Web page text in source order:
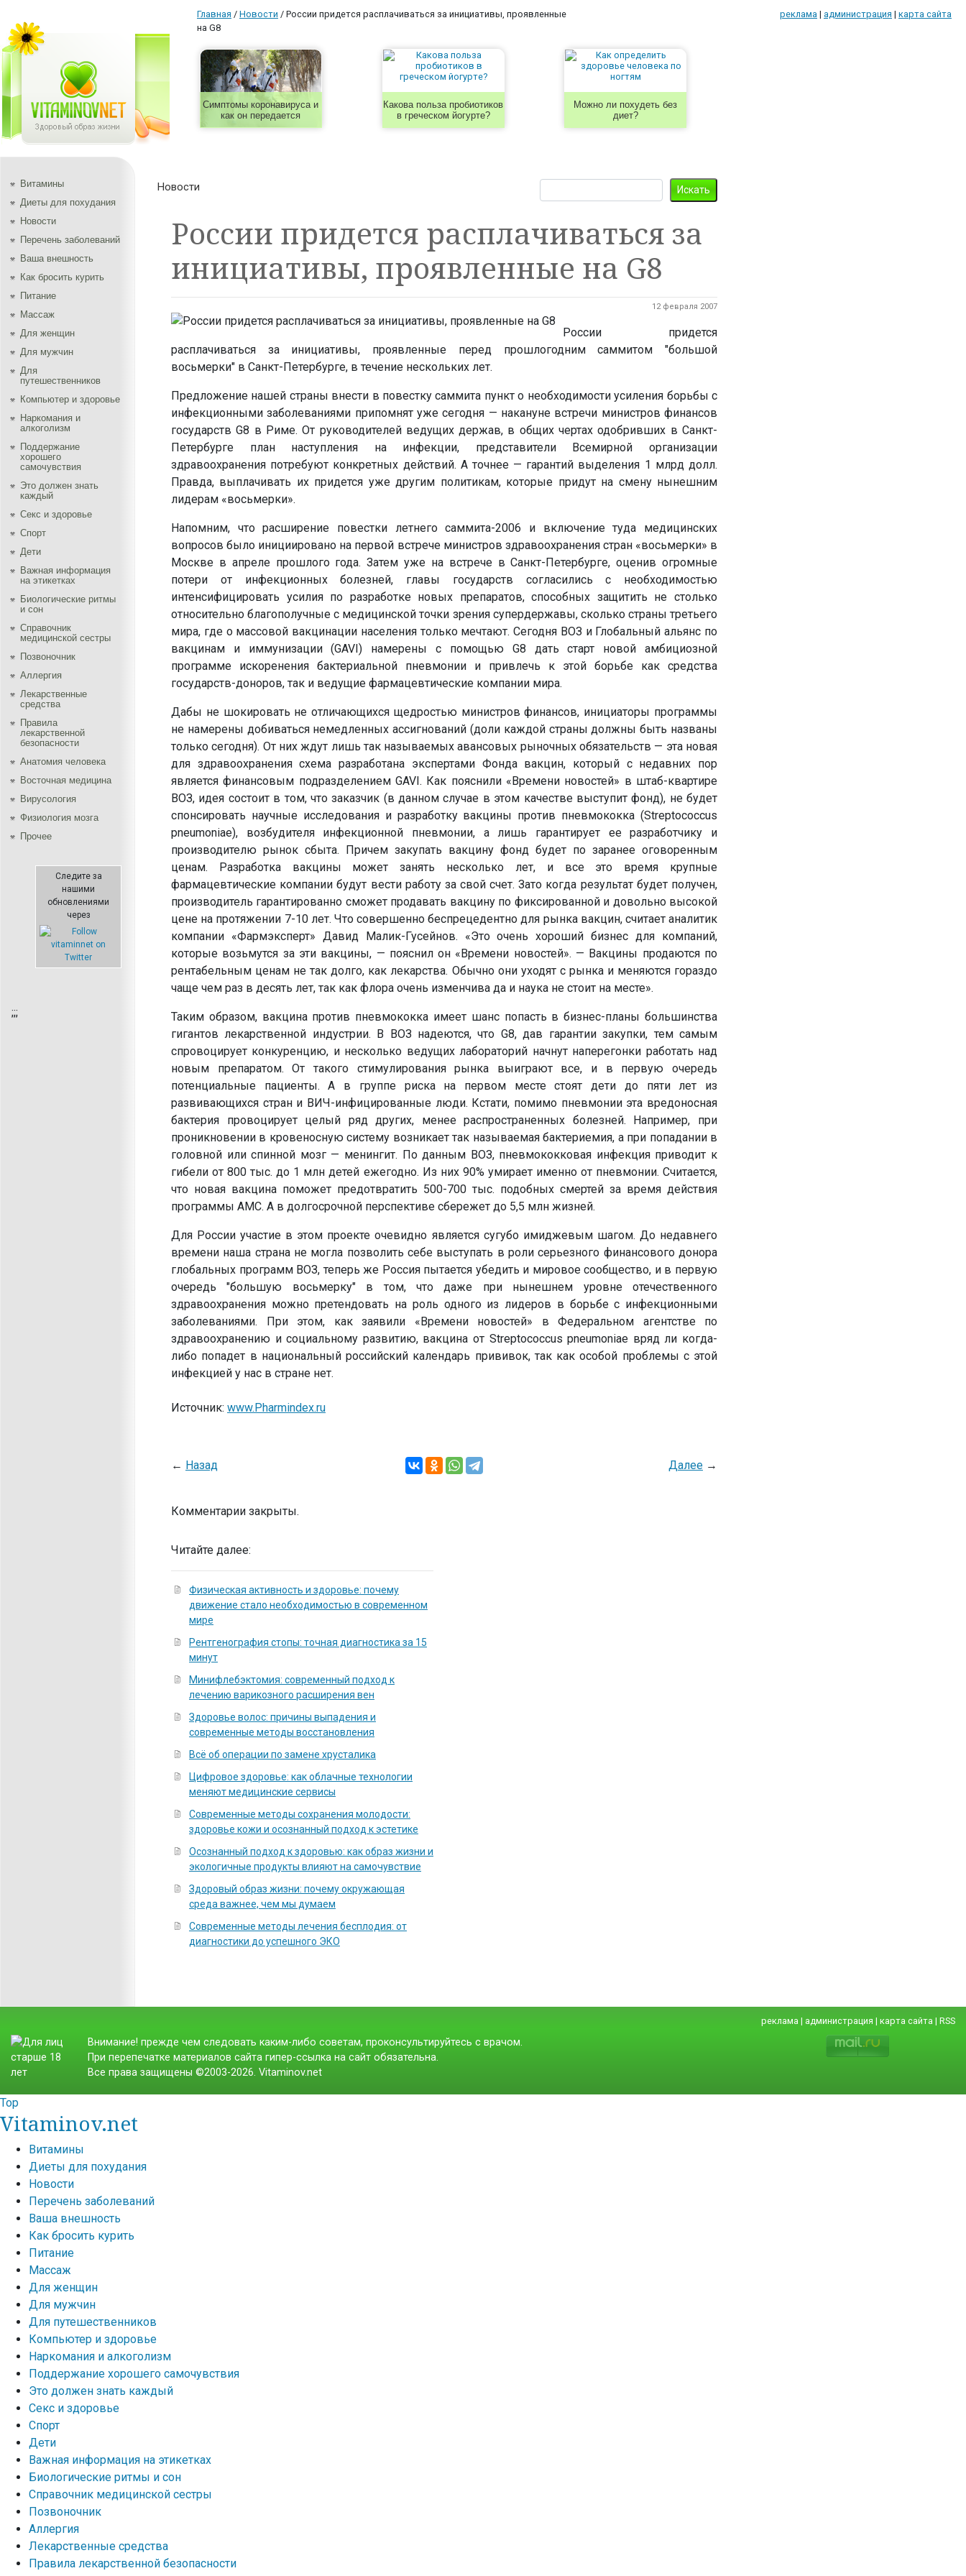
Главная / Новости / России придется расплачиваться за инициативы, проявленные
на G8
реклама | администрация | карта сайта
Симптомы коронавируса и
как он передается
Какова польза пробиотиков
в греческом йогурте?
Можно ли похудеть без
диет?
Витамины
Диеты для похудания
Новости
Перечень заболеваний
Ваша внешность
Как бросить курить
Питание
Массаж
Для женщин
Для мужчин
Для
путешественников
Компьютер и здоровье
Наркомания и
алкоголизм
Поддержание
хорошего
самочувствия
Это должен знать
каждый
Секс и здоровье
Спорт
Дети
Важная информация
на этикетках
Биологические ритмы
и сон
Справочник
медицинской сестры
Позвоночник
Аллергия
Лекарственные
средства
Правила
лекарственной
безопасности
Aнатомия человека
Восточная медицина
Вирусология
Физиология мозга
Прочее
Следите за
нашими
обновлениями
через
;;;
Новости
России придется расплачиваться за
инициативы, проявленные на G8
12 февраля 2007
России придется
расплачиваться за инициативы, проявленные перед прошлогодним саммитом "большой
восьмерки" в Санкт-Петербурге, в течение нескольких лет.
Предложение нашей страны внести в повестку саммита пункт о необходимости усиления борьбы с
инфекционными заболеваниями припомнят уже сегодня — накануне встречи министров финансов
государств G8 в Риме. От руководителей ведущих держав, в общих чертах одобривших в Санкт-
Петербурге план наступления на инфекции, представители Всемирной организации
здравоохранения потребуют конкретных действий. А точнее — гарантий выделения 1 млрд долл.
Правда, выплачивать их придется уже другим политикам, которые придут на смену нынешним
лидерам «восьмерки».
Напомним, что расширение повестки летнего саммита-2006 и включение туда медицинских
вопросов было инициировано на первой встрече министров здравоохранения стран «восьмерки» в
Москве в апреле прошлого года. Затем уже на встрече в Санкт-Петербурге, оценив огромные
потери от инфекционных болезней, главы государств согласились с необходимостью
интенсифицировать усилия по разработке новых препаратов, способных защитить не столько
относительно благополучные с медицинской точки зрения супердержавы, сколько страны третьего
мира, где о массовой вакцинации населения только мечтают. Сегодня ВОЗ и Глобальный альянс по
вакцинам и иммунизации (GAVI) намерены с помощью G8 дать старт новой амбициозной
программе искоренения бактериальной пневмонии и привлечь к этой борьбе как средства
государств-доноров, так и ведущие фармацевтические компании мира.
Дабы не шокировать не отличающихся щедростью министров финансов, инициаторы программы
не намерены добиваться немедленных ассигнований (доли каждой страны должны быть названы
только сегодня). От них ждут лишь так называемых авансовых рыночных обязательств — эта новая
для здравоохранения схема разработана экспертами Фонда вакцин, который с недавних пор
является финансовым подразделением GAVI. Как пояснили «Времени новостей» в штаб-квартире
ВОЗ, идея состоит в том, что заказчик (в данном случае в этом качестве выступит фонд), не будет
спонсировать научные исследования и разработку вакцины против пневмококка (Streptococcus
pneumoniae), возбудителя инфекционной пневмонии, а лишь гарантирует ее разработчику и
производителю рынок сбыта. Причем закупать вакцину фонд будет по заранее оговоренным
ценам. Разработка вакцины может занять несколько лет, и все это время крупные
фармацевтические компании будут вести работу за свой счет. Зато когда результат будет получен,
производитель гарантированно сможет продавать вакцину по фиксированной и довольно высокой
цене на протяжении 7-10 лет. Что совершенно беспрецедентно для рынка вакцин, считает аналитик
компании «Фармэксперт» Давид Малик-Гусейнов. «Это очень хороший бизнес для компаний,
которые возьмутся за эти вакцины, — пояснил он «Времени новостей». — Вакцины продаются по
рентабельным ценам не так долго, как лекарства. Обычно они уходят с рынка и меняются гораздо
чаще чем раз в десять лет, так как флора очень изменчива да и наука не стоит на месте».
Таким образом, вакцина против пневмококка имеет шанс попасть в бизнес-планы большинства
гигантов лекарственной индустрии. В ВОЗ надеются, что G8, дав гарантии закупки, тем самым
спровоцирует конкуренцию, и несколько ведущих лабораторий начнут наперегонки работать над
новым препаратом. От такого стимулирования рынка выиграют все, и в первую очередь
потенциальные пациенты. А в группе риска на первом месте стоят дети до пяти лет из
развивающихся стран и ВИЧ-инфицированные люди. Кстати, помимо пневмонии эта вредоносная
бактерия провоцирует целый ряд других, менее распространенных болезней. Например, при
проникновении в кровеносную систему возникает так называемая бактериемия, а при попадании в
головной или спинной мозг — менингит. По данным ВОЗ, пневмококковая инфекция приводит к
гибели от 800 тыс. до 1 млн детей ежегодно. Из них 90% умирает именно от пневмонии. Считается,
что новая вакцина поможет предотвратить 500-700 тыс. подобных смертей за время действия
программы AMC. А в долгосрочной перспективе сбережет до 5,5 млн жизней.
Для России участие в этом проекте очевидно является сугубо имиджевым шагом. До недавнего
времени наша страна не могла позволить себе выступать в роли серьезного финансового донора
глобальных программ ВОЗ, теперь же Россия пытается убедить и мировое сообщество, и в первую
очередь "большую восьмерку" в том, что даже при нынешнем уровне отечественного
здравоохранения можно претендовать на роль одного из лидеров в борьбе с инфекционными
заболеваниями. При этом, как заявили «Времени новостей» в Федеральном агентстве по
здравоохранению и социальному развитию, вакцина от Streptococcus pneumoniae вряд ли когда-
либо попадет в национальный российский календарь прививок, так как особой проблемы с этой
инфекцией у нас в стране нет.
Источник: www.Pharmindex.ru
← Назад Далее→
Комментарии закрыты.
Читайте далее:
Физическая активность и здоровье: почему
движение стало необходимостью в современном
мире
Рентгенография стопы: точная диагностика за 15
минут
Минифлебэктомия: современный подход к
лечению варикозного расширения вен
Здоровье волос: причины выпадения и
современные методы восстановления
Всё об операции по замене хрусталика
Цифровое здоровье: как облачные технологии
меняют медицинские сервисы
Современные методы сохранения молодости:
здоровье кожи и осознанный подход к эстетике
Осознанный подход к здоровью: как образ жизни и
экологичные продукты влияют на самочувствие
Здоровый образ жизни: почему окружающая
среда важнее, чем мы думаем
Современные методы лечения бесплодия: от
диагностики до успешного ЭКО
реклама | администрация | карта сайта | RSS
Внимание! прежде чем следовать каким-либо советам, проконсультируйтесь с врачом.
При перепечатке материалов сайта гипер-ссылка на сайт обязательна.
Все права защищены ©2003-2026. Vitaminov.net
Top
Vitaminov.net
Витамины
Диеты для похудания
Новости
Перечень заболеваний
Ваша внешность
Как бросить курить
Питание
Массаж
Для женщин
Для мужчин
Для путешественников
Компьютер и здоровье
Наркомания и алкоголизм
Поддержание хорошего самочувствия
Это должен знать каждый
Секс и здоровье
Спорт
Дети
Важная информация на этикетках
Биологические ритмы и сон
Справочник медицинской сестры
Позвоночник
Аллергия
Лекарственные средства
Правила лекарственной безопасности